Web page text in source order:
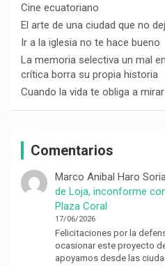
Cine ecuatoriano
El arte de una ciudad que no
Ir a la iglesia no te hace bueno
La memoria selectiva un mal
crítica borra su propia historia
Cuando la vida te obliga a
Comentarios
Marco Anibal Haro
de Loja, inconforme
Plaza Coral
17/06/2026
Felicitaciones por la
ocasionar este proyecto
apoyamos desde las